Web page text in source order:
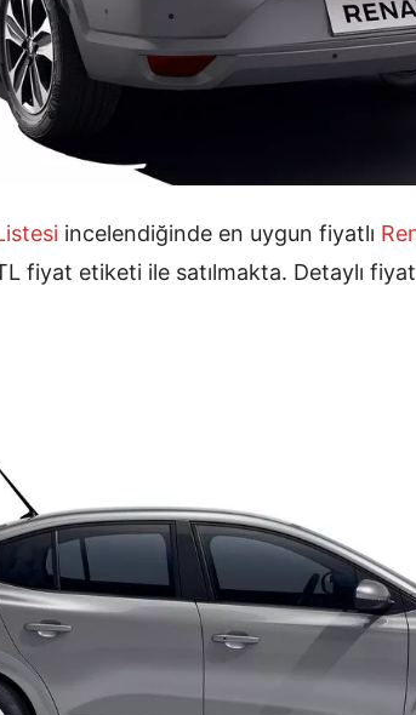
incelendiğinde en uygun fiyatlı
fiyat etiketi ile satılmakta. Detaylı